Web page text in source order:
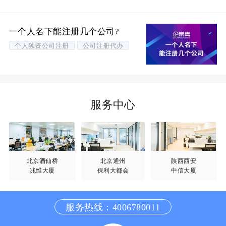
一个人名下能注册几个公司?
个人独资公司注册 公司注册代办
服务中心
北京酒仙桥
兆维大厦
北京通州
保利大都会
陕西西安
中信大厦
服务热线：4006780011